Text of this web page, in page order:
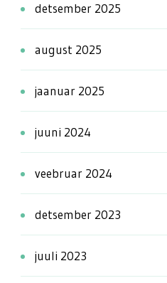
detsember 2025
august 2025
jaanuar 2025
juuni 2024
veebruar 2024
detsember 2023
juuli 2023